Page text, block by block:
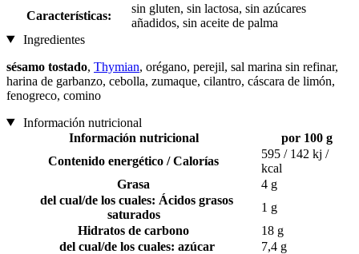
Características:
sin gluten, sin lactosa, sin azúcares
añadidos, sin aceite de palma
Ingredientes
sésamo tostado, Thymian, orégano, perejil, sal marina sin refinar,
harina de garbanzo, cebolla, zumaque, cilantro, cáscara de limón,
fenogreco, comino
Información nutricional
Información nutricional
por 100 g
Contenido energético / Calorías
595 / 142 kj /
kcal
Grasa
4 g
del cual/de los cuales: Ácidos grasos
saturados
1 g
Hidratos de carbono
18 g
del cual/de los cuales: azúcar
7,4 g